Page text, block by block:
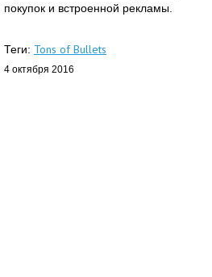
покупок и встроенной рекламы.
Теги: Tons of Bullets
4 октября 2016